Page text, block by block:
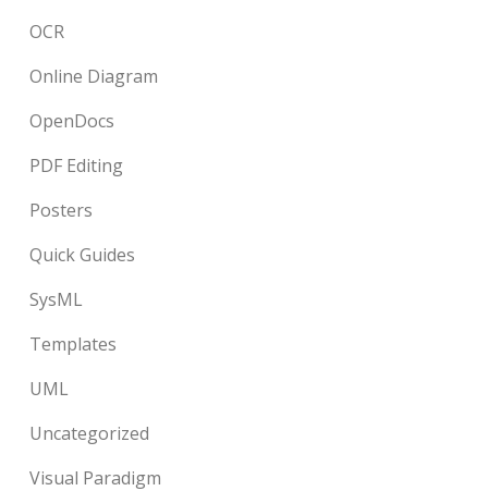
OCR
Online Diagram
OpenDocs
PDF Editing
Posters
Quick Guides
SysML
Templates
UML
Uncategorized
Visual Paradigm